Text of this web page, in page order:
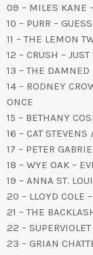
09 – MILES KANE
10 – PURR –
11 – THE LEMON
12 – CRUSH –
13 – THE DAMNED
14 – RODNEY
ONCE
15 – BETHANY
16 – CAT
17 – PETER
18 – WYE OAK –
19 – ANNA ST.
20 – LLOYD COLE
21 – THE
22 – SUPERVIOLET
23 – GRIAN